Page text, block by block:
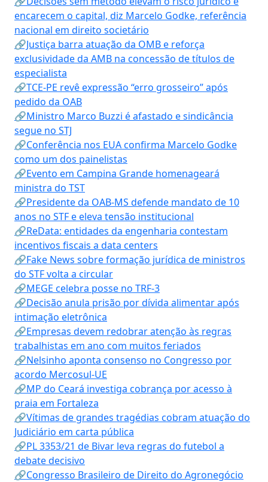
encarecem o capital, diz Marcelo Godke, referência
nacional em direito societário
🔗Justiça barra atuação da OMB e reforça
exclusividade da AMB na concessão de títulos de
especialista
🔗TCE-PE revê expressão “erro grosseiro” após
pedido da OAB
🔗Ministro Marco Buzzi é afastado e sindicância
segue no STJ
🔗Conferência nos EUA confirma Marcelo Godke
como um dos painelistas
🔗Evento em Campina Grande homenageará
ministra do TST
🔗Presidente da OAB-MS defende mandato de 10
anos no STF e eleva tensão institucional
🔗ReData: entidades da engenharia contestam
incentivos fiscais a data centers
🔗Fake News sobre formação jurídica de ministros
do STF volta a circular
🔗MEGE celebra posse no TRF-3
🔗Decisão anula prisão por dívida alimentar após
intimação eletrônica
🔗Empresas devem redobrar atenção às regras
trabalhistas em ano com muitos feriados
🔗Nelsinho aponta consenso no Congresso por
acordo Mercosul-UE
🔗MP do Ceará investiga cobrança por acesso à
praia em Fortaleza
🔗Vítimas de grandes tragédias cobram atuação do
Judiciário em carta pública
🔗PL 3353/21 de Bivar leva regras do futebol a
debate decisivo
🔗Congresso Brasileiro de Direito do Agronegócio